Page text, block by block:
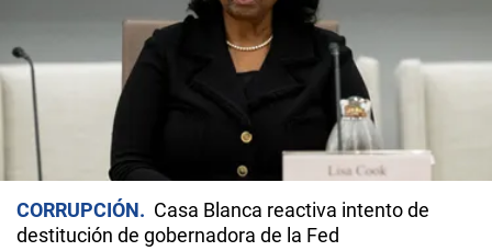
CORRUPCIÓN
Casa Blanca reactiva intento de
destitución de gobernadora de la Fed